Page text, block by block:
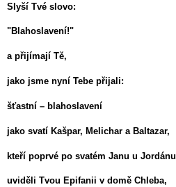
Slyší Tvé slovo:
"Blahoslavení!"
a přijímají Tě,
jako jsme nyní Tebe přijali:
šťastní – blahoslavení
jako svatí Kašpar, Melichar a Baltazar,
kteří poprvé po svatém Janu u Jordánu
uviděli Tvou Epifanii v domě Chleba,